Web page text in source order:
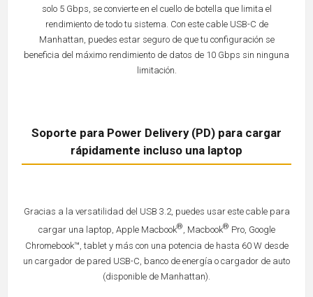
solo 5 Gbps, se convierte en el cuello de botella que limita el
rendimiento de todo tu sistema. Con este cable USB-C de
Manhattan, puedes estar seguro de que tu configuración se
beneficia del máximo rendimiento de datos de 10 Gbps sin ninguna
limitación.
Soporte para Power Delivery (PD) para cargar
rápidamente incluso una laptop
Gracias a la versatilidad del USB 3.2, puedes usar este cable para
cargar una laptop, Apple Macbook®, Macbook® Pro, Google
Chromebook™, tablet y más con una potencia de hasta 60 W desde
un cargador de pared USB-C, banco de energía o cargador de auto
(disponible de Manhattan).